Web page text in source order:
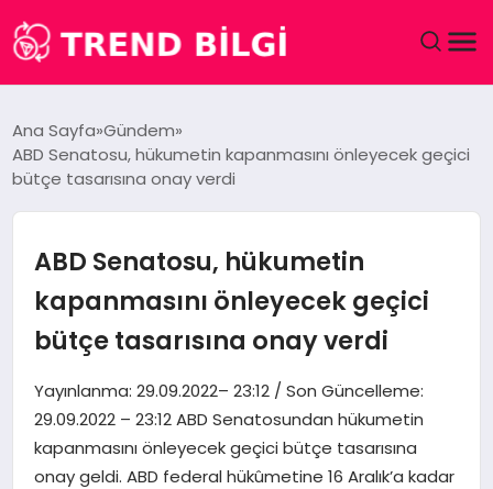
DÜNYA
MAGAZIN
SAĞLIK
SPOR
Ana Sayfa Gündem
ABD Senatosu, hükumetin kapanmasını önleyecek geçici
bütçe tasarısına onay verdi
ABD Senatosu, hükumetin
kapanmasını önleyecek geçici
bütçe tasarısına onay verdi
Yayınlanma: 29.09.2022– 23:12 / Son Güncelleme:
29.09.2022 – 23:12 ABD Senatosundan hükumetin
kapanmasını önleyecek geçici bütçe tasarısına
onay geldi. ABD federal hükûmetine 16 Aralık’a kadar